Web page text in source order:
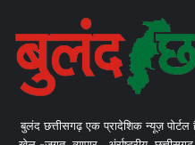
बुलंद छत्तीसगढ़ एक प्रादेशिक न्यूज़